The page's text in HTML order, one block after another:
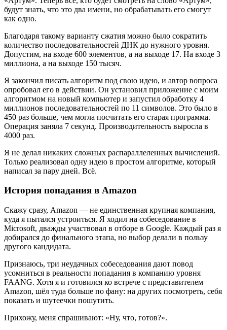
будут знать, что это два имени, но обрабатывать его смогут
как одно.
Благодаря такому варианту сжатия можно было сократить
количество последовательностей ДНК до нужного уровня.
Допустим, на входе 600 элементов, а на выходе 17. На входе 3
миллиона, а на выходе 150 тысяч.
Я закончил писать алгоритм под свою идею, и автор вопроса
опробовал его в действии. Он установил приложение с моим
алгоритмом на новый компьютер и запустил обработку 4
миллионов последовательностей по 11 символов. Это было в
450 раз больше, чем могла посчитать его старая программа.
Операция заняла 7 секунд. Производительность выросла в
4000 раз.
Я не делал никаких сложных распараллеленных вычислений.
Только реализовал одну идею в простом алгоритме, который
написал за пару дней. Всё.
История попадания в Amazon
Скажу сразу, Amazon — не единственная крупная компания,
куда я пытался устроиться. Я ходил на собеседование в
Microsoft, дважды участвовал в отборе в Google. Каждый раз я
добирался до финального этапа, но выбор делали в пользу
другого кандидата.
Признаюсь, три неудачных собеседования дают повод
усомниться в реальности попадания в компанию уровня
FAANG. Хотя я и готовился ко встрече с представителем
Amazon, шёл туда больше по фану: на других посмотреть, себя
показать и шутеечки пошутить.
Прихожу, меня спрашивают: «Ну, что, готов?».